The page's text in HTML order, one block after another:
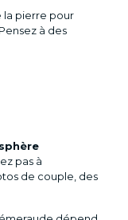
la pierre pour
à des
pas à
de couple, des